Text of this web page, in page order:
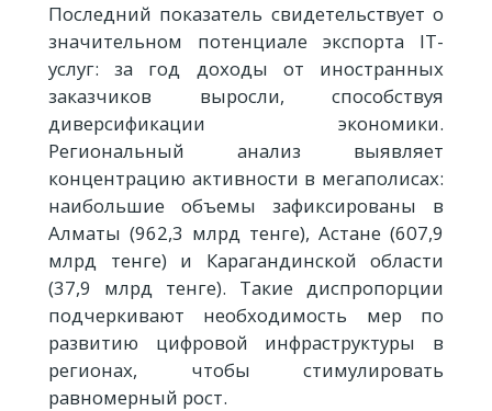
Последний показатель свидетельствует о
значительном потенциале экспорта IT-
услуг: за год доходы от иностранных
заказчиков выросли, способствуя
диверсификации экономики.
Региональный анализ выявляет
концентрацию активности в мегаполисах:
наибольшие объемы зафиксированы в
Алматы (962,3 млрд тенге), Астане (607,9
млрд тенге) и Карагандинской области
(37,9 млрд тенге). Такие диспропорции
подчеркивают необходимость мер по
развитию цифровой инфраструктуры в
регионах, чтобы стимулировать
равномерный рост.